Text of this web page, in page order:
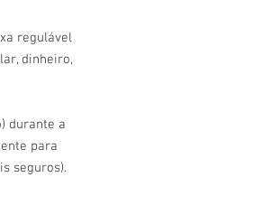
regulável
dinheiro,
durante a
para
seguros).